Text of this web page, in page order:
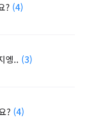
? (4)
엥.. (3)
? (4)